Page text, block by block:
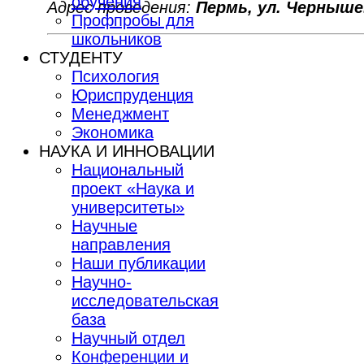
Профпробы для
школьников
СТУДЕНТУ
Психология
Юриспруденция
Менеджмент
Экономика
НАУКА И ИННОВАЦИИ
Национальный
проект «Наука и
университеты»
Научные
направления
Наши публикации
Научно-
исследовательская
база
Научный отдел
Конференции и
Адрес проведения: Пермь, ул.